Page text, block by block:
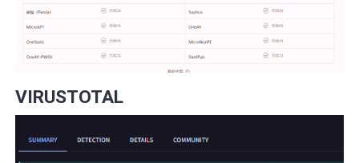
VIRUSTOTAL